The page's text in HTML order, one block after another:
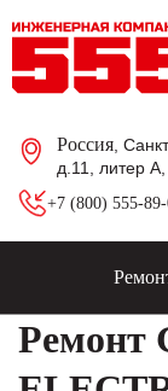
Россия ,
д.11, литер
+7 (800) 555-89-
Ремонт